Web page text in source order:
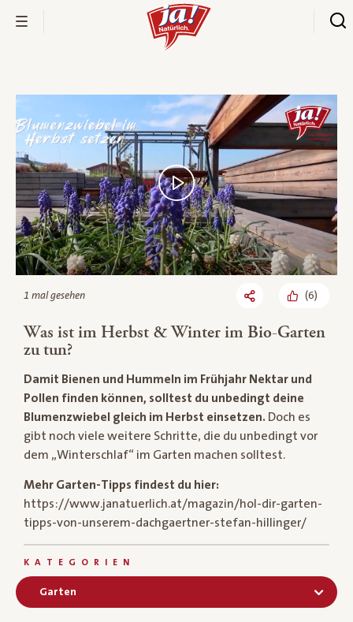
Bio-Thek
1 mal gesehen (6)
Was ist im Herbst & Winter im Bio-Garten
zu tun?
Damit Bienen und Hummeln im Frühjahr Nektar und
Pollen finden können, solltest du unbedingt deine
Blumenzwiebel gleich im Herbst einsetzen. Doch es
gibt noch viele weitere Schritte, die du unbedingt vor
dem „Winterschlaf“ im Garten machen solltest.
Mehr Garten-Tipps findest du hier:
https://www.janatuerlich.at/magazin/hol-dir-garten-
tipps-von-unserem-dachgaertner-stefan-hillinger/
KATEGORIEN
Garten